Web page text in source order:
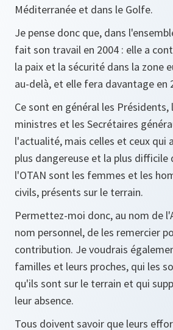
Méditerranée et dans le Golfe.
Je pense donc que, dans
fait son travail en 2004 : elle a
la paix et la sécurité dans la zone
au-delà, et elle fera davantage en
Ce sont en général les Présidents,
ministres et les Secrétaires
l'actualité, mais celles et ceux qui
plus dangereuse et la plus difficile
l'OTAN sont les femmes et les
civils, présents sur le terrain.
Permettez-moi donc, au nom de
nom personnel, de les remercier
contribution. Je voudrais
familles et leurs proches, qui les
qu'ils sont sur le terrain et qui
leur absence.
Tous doivent savoir que leurs